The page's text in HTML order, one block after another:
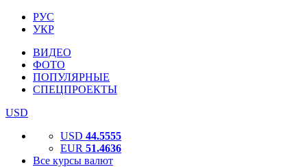
РУС
УКР
ВИДЕО
ФОТО
ПОПУЛЯРНЫЕ
СПЕЦПРОЕКТЫ
USD
USD 44.5555
EUR 51.4636
Все курсы валют